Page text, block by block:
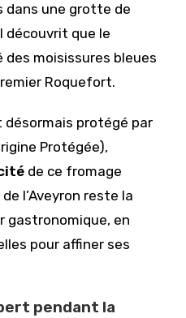
dans une grotte de
découvrit que le
moisissures bleues
Roquefort.
désormais protégé par
Protégée),
de ce fromage
l’Aveyron reste la
gastronomique, en
pour affiner ses
pendant la